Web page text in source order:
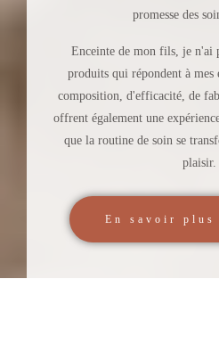
promesse des
Enceinte de mon fils, je n'ai
produits qui répondent à mes
composition d'efficacité, de
offrent également une
que la routine de soin se
plaisir.
En savoir plus